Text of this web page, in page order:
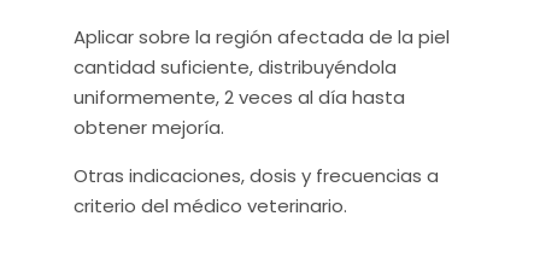
Aplicar sobre la región afectada de la piel
cantidad suficiente, distribuyéndola
uniformemente, 2 veces al día hasta
obtener mejoría.
Otras indicaciones, dosis y frecuencias a
criterio del médico veterinario.